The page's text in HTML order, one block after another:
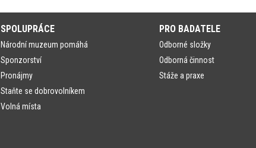
SPOLUPRÁCE
Národní muzeum pomáhá
Sponzorství
Pronájmy
Staňte se dobrovolníkem
Volná místa
PRO BADATELE
Odborné složky
Odborná činnost
Stáže a praxe